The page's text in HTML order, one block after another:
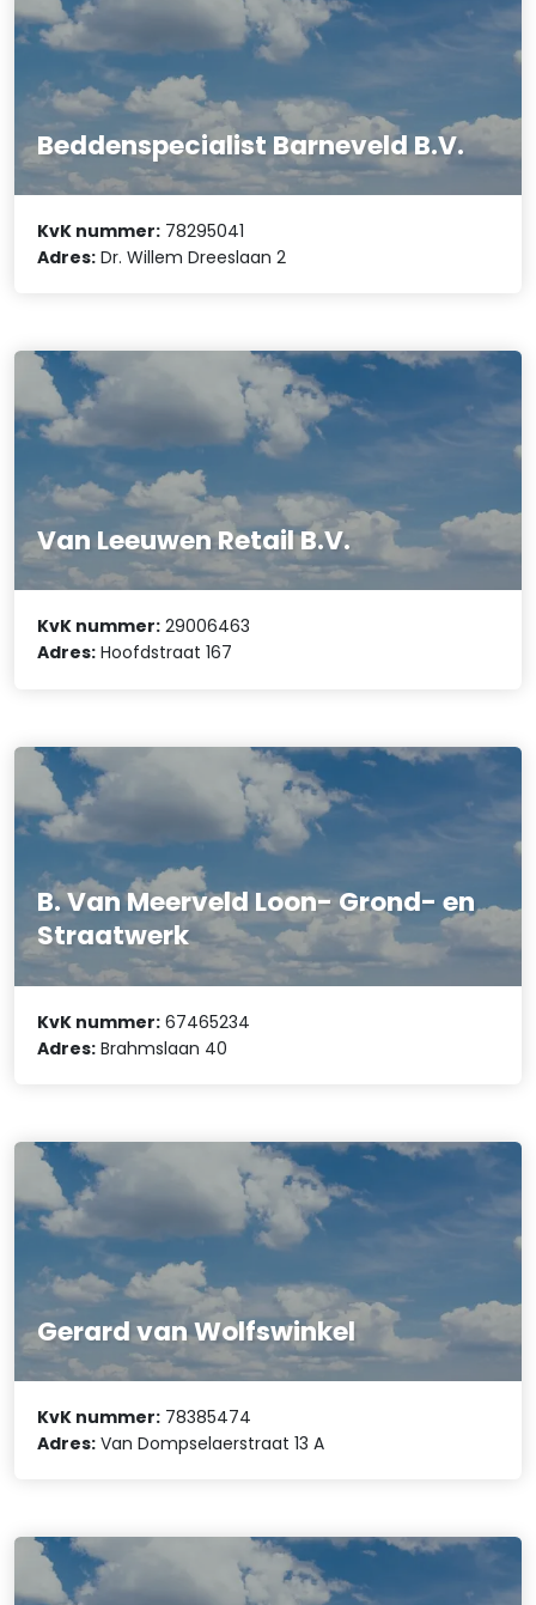
Beddenspecialist Barneveld B.V.
KvK nummer: 78295041
Adres: Dr. Willem Dreeslaan 2
Van Leeuwen Retail B.V.
KvK nummer: 29006463
Adres: Hoofdstraat 167
B. Van Meerveld Loon- Grond- en
Straatwerk
KvK nummer: 67465234
Adres: Brahmslaan 40
Gerard van Wolfswinkel
KvK nummer: 78385474
Adres: Van Dompselaerstraat 13 A